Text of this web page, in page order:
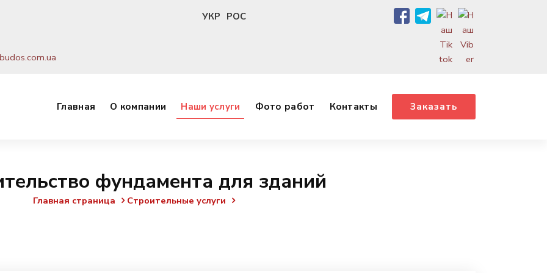
Главная О компании Наши услуги Фото работ Контакты Заказать
УКР РОС
фундамента для зданий
Главная страница Строительные услуги